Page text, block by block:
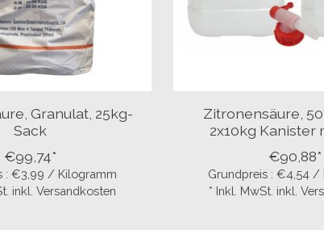
Granulat, 25kg-
Sack
€99,74*
: €3,99 / Kilogramm
inkl. Versandkosten
Zitronensäure,
2x10kg Kanister
€90,88*
Grundpreis : €4,54 /
* Inkl. MwSt. inkl.